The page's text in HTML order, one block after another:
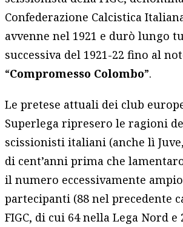
Confederazione Calcistica
avvenne nel 1921 e durò lungo
successiva del 1921-22 fino al
“Compromesso Colombo”.
Le pretese attuali dei club
Superlega ripresero le ragioni
scissionisti italiani (anche lì
di cent’anni prima che
il numero eccessivamente
partecipanti (88 nel precedente
FIGC, di cui 64 nella Lega Nord